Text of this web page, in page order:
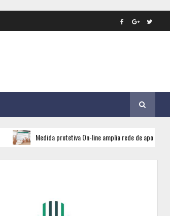
Medida protetiva On-line amplia rede de apoio e segurança para